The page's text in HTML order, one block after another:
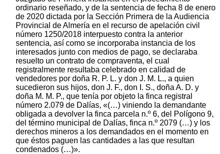
ordinario reseñado, y de la sentencia de fecha 8 de enero
de 2020 dictada por la Sección Primera de la Audiencia
Provincial de Almería en el recurso de apelación civil
número 1250/2018 interpuesto contra la anterior
sentencia, así como se incorporaba instancia de los
interesados junto con medios de pago, se declaraba
resuelto un contrato de compraventa, el cual
registralmente resultaba celebrado en calidad de
vendedores por doña R. P. L. y don J. M. L., a quien
sucedieron sus hijos, don J. F., don I. S., doña A. D. y
doña M. M. P., que tenía por objeto la finca registral
número 2.079 de Dalías, «(…) viniendo la demandante
obligada a devolver la finca parcela n.º 6, del Polígono 9,
del término municipal de Dalías, finca n.º 2079 (…) y los
derechos mineros a los demandados en el momento en
que éstos paguen las cantidades a las que resultan
condenados (…)».